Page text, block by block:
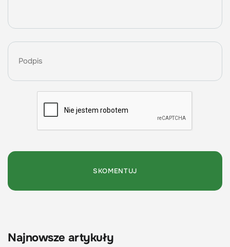
Najnowsze artykuły